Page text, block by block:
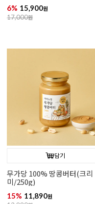
6% 15,900원
17,000원
담기
무가당 100% 땅콩버터(크리
미/250g)
15% 11,890원